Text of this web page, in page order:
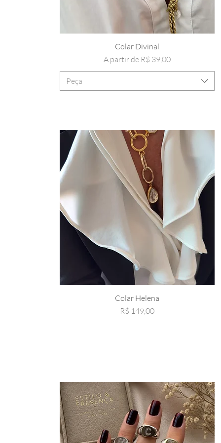
Colar Divinal
A partir de R$ 39,00
Preço promocional
Peça
Colar Helena
Preço
R$ 149,00